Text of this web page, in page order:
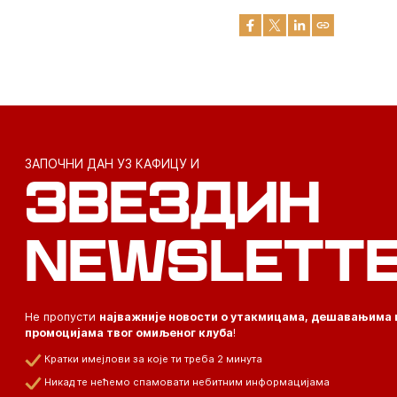
ЗАПОЧНИ ДАН УЗ КАФИЦУ И
ЗВЕЗДИН
Не пропусти најважније новости о утакмицама, дешавањима
промоцијама твог омиљеног клуба!
Кратки имејлови за које ти треба 2 минута
Никад те нећемо спамовати небитним информацијама